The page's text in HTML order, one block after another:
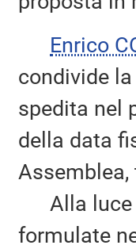
Enrico
condivide
spedita nel
della data
Alla luce
formulate